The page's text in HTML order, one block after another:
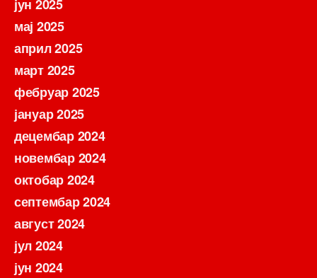
јун 2025
мај 2025
април 2025
март 2025
фебруар 2025
јануар 2025
децембар 2024
новембар 2024
октобар 2024
септембар 2024
август 2024
јул 2024
јун 2024